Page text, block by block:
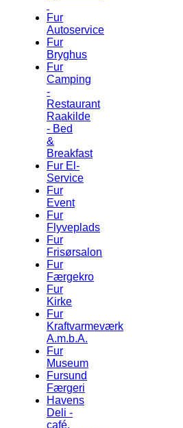
Fur
Autoservice
Fur
Bryghus
Fur
Camping
-
Restaurant
Raakilde
- Bed
&
Breakfast
Fur El-
Service
Fur
Event
Fur
Flyveplads
Fur
Frisørsalon
Fur
Færgekro
Fur
Kirke
Fur
Kraftvarmeværk
A.m.b.A.
Fur
Museum
Fursund
Færgeri
Havens
Deli -
café,